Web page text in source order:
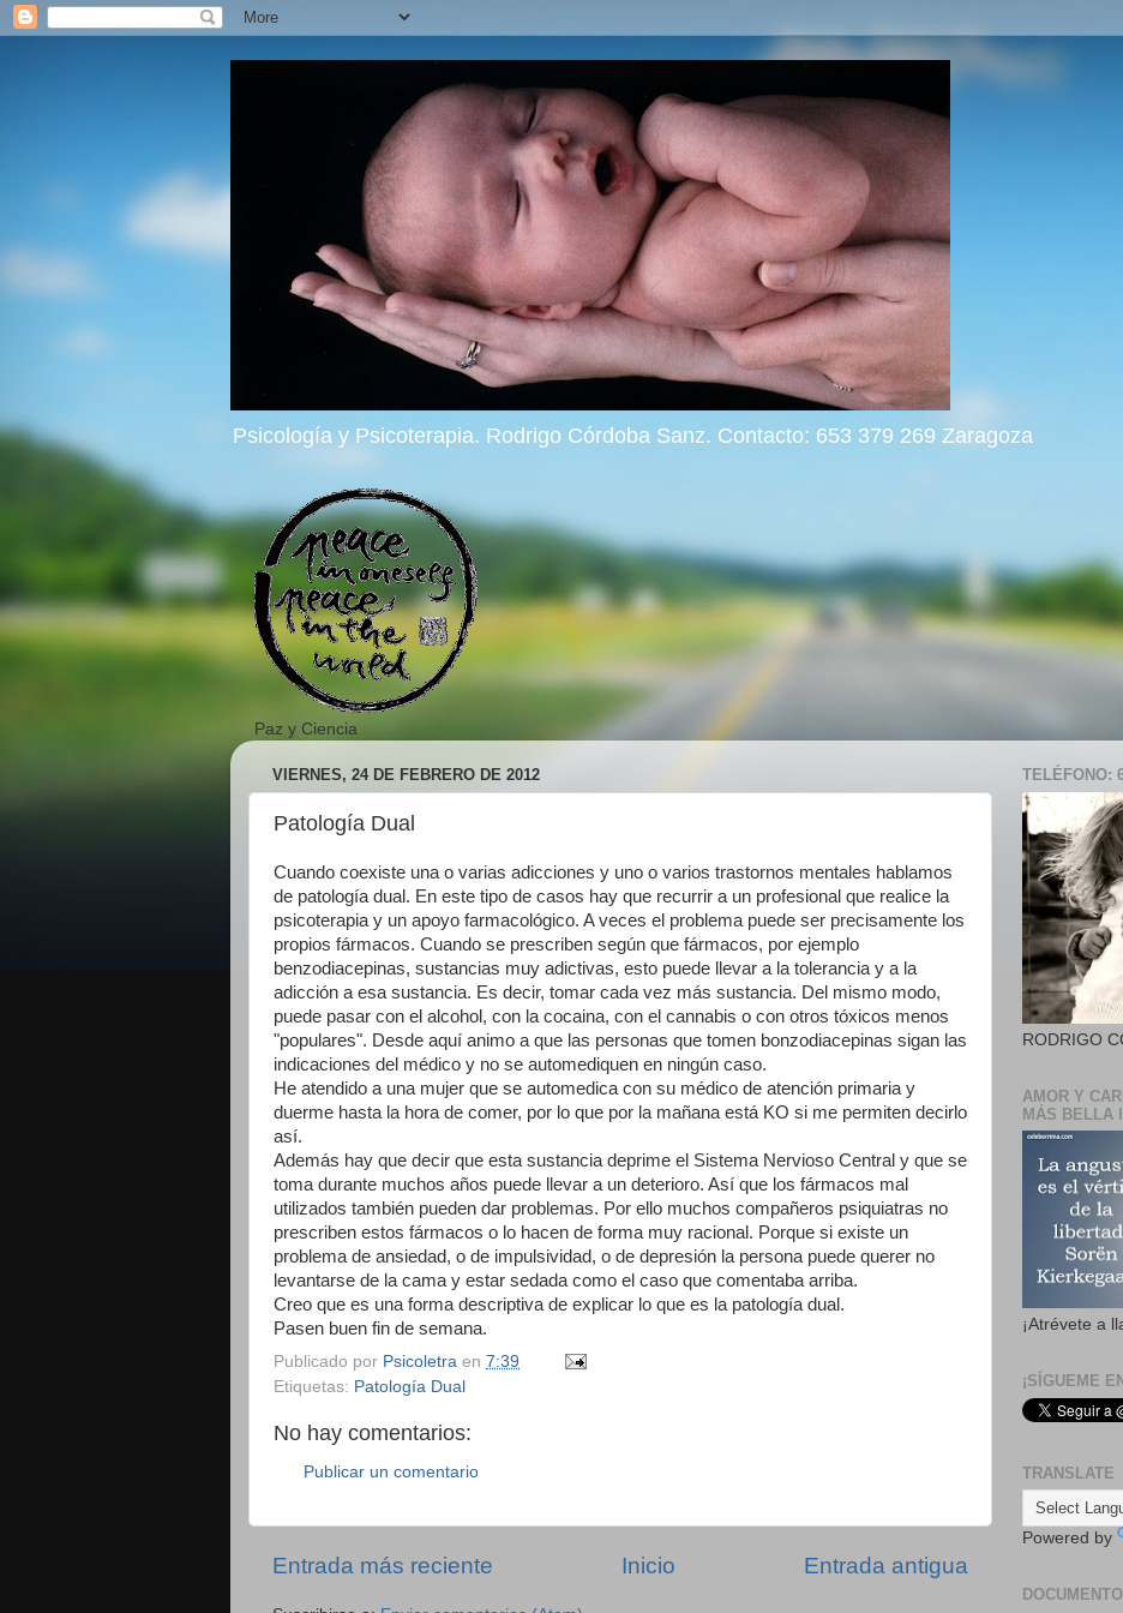
Psicología y Psicoterapia. Rodrigo Córdoba Sanz. Contacto: 653 379 269 Zaragoza
Paz y Ciencia
VIERNES, 24 DE FEBRERO DE 2012
Patología Dual
Cuando coexiste una o varias adicciones y uno o varios trastornos mentales hablamos
de patología dual. En este tipo de casos hay que recurrir a un profesional que realice la
psicoterapia y un apoyo farmacológico. A veces el problema puede ser precisamente los
propios fármacos. Cuando se prescriben según que fármacos, por ejemplo
benzodiacepinas, sustancias muy adictivas, esto puede llevar a la tolerancia y a la
adicción a esa sustancia. Es decir, tomar cada vez más sustancia. Del mismo modo,
puede pasar con el alcohol, con la cocaina, con el cannabis o con otros tóxicos menos
"populares". Desde aquí animo a que las personas que tomen bonzodiacepinas sigan las
indicaciones del médico y no se automediquen en ningún caso.
He atendido a una mujer que se automedica con su médico de atención primaria y
duerme hasta la hora de comer, por lo que por la mañana está KO si me permiten decirlo
así.
Además hay que decir que esta sustancia deprime el Sistema Nervioso Central y que se
toma durante muchos años puede llevar a un deterioro. Así que los fármacos mal
utilizados también pueden dar problemas. Por ello muchos compañeros psiquiatras no
prescriben estos fármacos o lo hacen de forma muy racional. Porque si existe un
problema de ansiedad, o de impulsividad, o de depresión la persona puede querer no
levantarse de la cama y estar sedada como el caso que comentaba arriba.
Creo que es una forma descriptiva de explicar lo que es la patología dual.
Pasen buen fin de semana.
Publicado por Psicoletra en 7:39
Etiquetas: Patología Dual
No hay comentarios:
Publicar un comentario
Entrada más reciente Entrada antigua
Inicio
TELÉFONO:
RODRIGO
AMOR Y
MÁS BELLA
¡Atrévete a
¡SÍGUEME
TRANSLATE
Powered by